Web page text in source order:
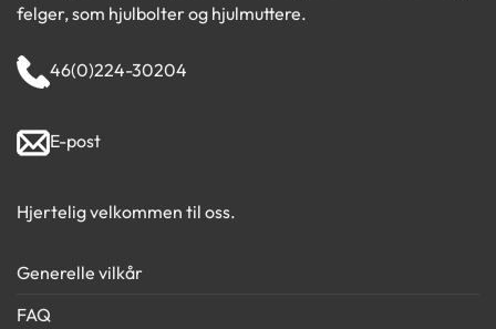
felger, som hjulbolter og hjulmuttere.
46(0)224-30204
E-post
Hjertelig velkommen til oss.
Generelle vilkår
FAQ